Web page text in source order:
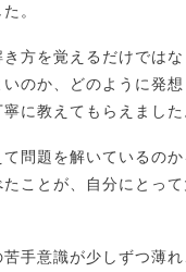
。
方を覚えるだけでは
のか、どのように発
に教えてもらえました
問題を解いているの
ことが、自分にとって
手意識が少しずつ薄